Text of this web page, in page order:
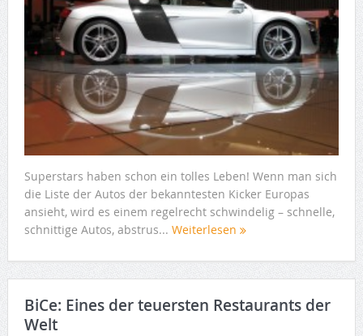
Superstars haben schon ein tolles Leben! Wenn man sich
die Liste der Autos der bekanntesten Kicker Europas
ansieht, wird es einem regelrecht schwindelig – schnelle,
schnittige Autos, abstrus... Weiterlesen
BiCe: Eines der teuersten Restaurants der
Welt